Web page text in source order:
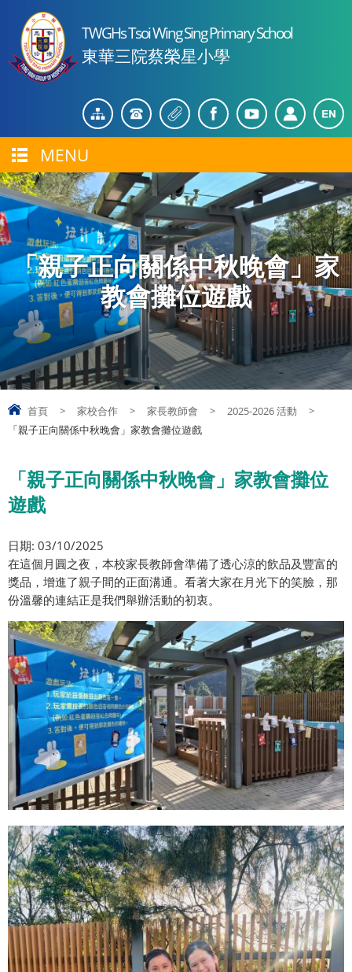
TWGHs Tsoi Wing Sing Primary School
東華三院蔡榮星小學
MENU
「親子正向關係中秋晚會」家
教會攤位遊戲
首頁 > 家校合作 > 家長教師會 > 2025-2026 活動
>
「親子正向關係中秋晚會」家教會攤位遊戲
「親子正向關係中秋晚會」家教會攤位
遊戲
日期: 03/10/2025
在這個月圓之夜，本校家長教師會準備了透心涼的飲品及豐富的
獎品，增進了親子間的正面溝通。看著大家在月光下的笑臉，那
份溫馨的連結正是我們舉辦活動的初衷。